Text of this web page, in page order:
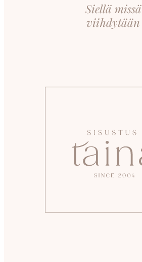
Siellä missä
viihdytään